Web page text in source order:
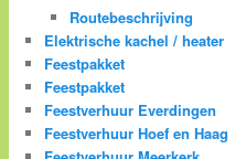
Routebeschrijving
Elektrische kachel / heater
Feestpakket
Feestpakket
Feestverhuur Everdingen
Feestverhuur Hoef en Haag